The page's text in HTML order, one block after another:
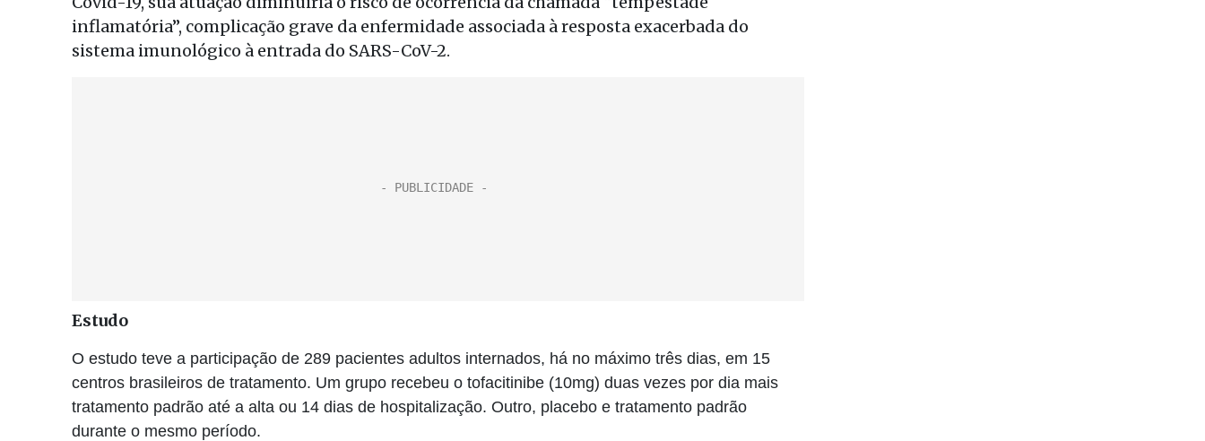
inflamatória”, complicação grave da enfermidade associada à resposta exacerbada do
sistema imunológico à entrada do SARS-CoV-2.
Estudo
​O estudo teve a participação de 289 pacientes adultos internados, há no máximo três dias, em 15
centros brasileiros de tratamento. Um grupo recebeu o tofacitinibe (10mg) duas vezes por dia mais
tratamento padrão até a alta ou 14 dias de hospitalização. Outro, placebo e tratamento padrão
durante o mesmo período.